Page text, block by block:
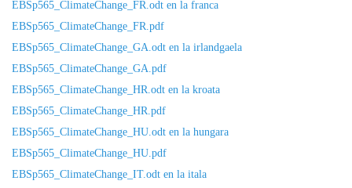
EBSp565_ClimateChange_FR.odt en la franca
EBSp565_ClimateChange_FR.pdf
EBSp565_ClimateChange_GA.odt en la irlandgaela
EBSp565_ClimateChange_GA.pdf
EBSp565_ClimateChange_HR.odt en la kroata
EBSp565_ClimateChange_HR.pdf
EBSp565_ClimateChange_HU.odt en la hungara
EBSp565_ClimateChange_HU.pdf
EBSp565_ClimateChange_IT.odt en la itala